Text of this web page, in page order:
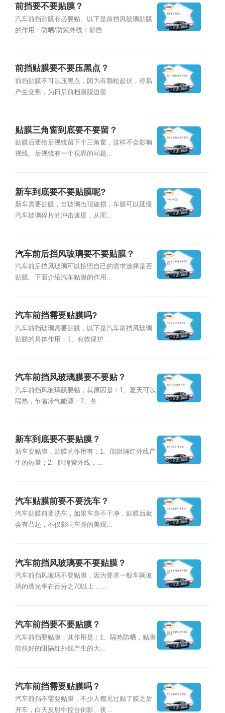
前挡要不要贴膜？
汽车前挡贴膜有必要贴。以下是前挡风玻璃贴膜
的作用：防晒/防紫外线：前挡...
前挡贴膜要不要压黑点？
前挡贴膜不可以压黑点，因为有颗粒起伏，容易
产生变形，为日后前档膜脱边留...
贴膜三角窗到底要不要留？
贴膜后要给后视镜留下个三角窗，这样不会影响
视线。后视镜有一个视界的问题...
新车到底要不要贴膜呢?
新车需要贴膜，当玻璃出现破损，车膜可以延缓
汽车玻璃碎片的冲击速度，从而...
汽车前后挡风玻璃要不要贴膜？
汽车前后挡风玻璃可以按照自己的需求选择是否
贴膜。下面介绍汽车贴膜的作用...
汽车前挡需要贴膜吗?
汽车前挡玻璃需要贴膜，以下是汽车前挡风玻璃
贴膜的具体作用：1、有效保护...
汽车前挡风玻璃膜要不要贴？
汽车前挡风玻璃膜要贴，其原因是：1、夏天可以
隔热，节省冷气能源；2、冬...
新车到底要不要贴膜？
新车要贴膜，贴膜的作用有：1、能阻隔红外线产
生的热量；2、阻隔紫外线，...
汽车贴膜前要不要洗车？
汽车贴膜前要洗车，如果车身不干净，贴膜后就
会有凸起，不仅影响车身的美观...
汽车前挡风玻璃要不要贴膜？
汽车前挡风玻璃不要贴膜，因为要求一般车辆玻
璃的透光率在百分之70以上，...
汽车前挡要不要贴膜？
汽车前挡要贴膜，其作用是：1、隔热防晒，贴膜
能很好的阻隔红外线产生的大...
汽车前挡需要贴膜吗？
汽车前挡不需要贴膜，不少人都见过贴了膜之后
开车，白天反射中控台倒影、夜...